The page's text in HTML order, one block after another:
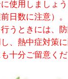
使用しましょ
日数に注意）。
行うときには、
、熱中症対策
十分ご留意くだ